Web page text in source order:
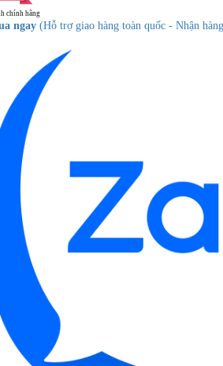
chính hãng
ngay (Hỗ trợ giao hàng toàn quốc - Nhận